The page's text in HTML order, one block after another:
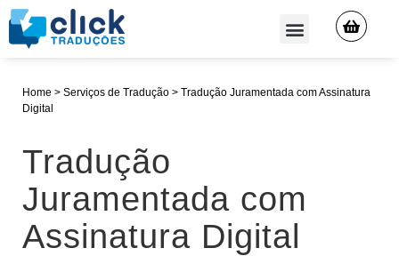
Home > Serviços de Tradução > Tradução Juramentada com Assinatura
Digital
Tradução
Juramentada com
Assinatura Digital